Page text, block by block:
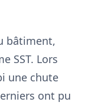
bâtiment,
SST. Lors
une chute
ont pu